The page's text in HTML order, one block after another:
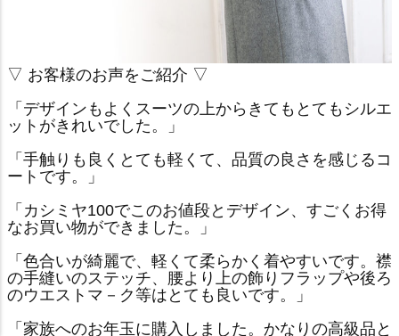
▽ お客様のお声をご紹介 ▽
「デザインもよくスーツの上からきてもとてもシルエ
ットがきれいでした。」
「手触りも良くとても軽くて、品質の良さを感じるコ
ートです。」
「カシミヤ100でこのお値段とデザイン、すごくお得
なお買い物ができました。」
「色合いが綺麗で、軽くて柔らかく着やすいです。襟
の手縫いのステッチ、腰より上の飾りフラップや後ろ
のウエストマ－ク等はとても良いです。」
「家族へのお年玉に購入しました。かなりの高級品と